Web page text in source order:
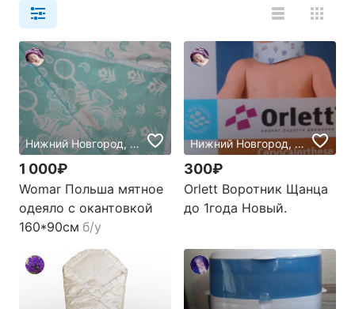
Нижний Новгород, Россия
1 000₽
Womar Польша мятное
одеяло с окантовкой
160*90см б/у
Нижний Новгород, Россия
300₽
Orlett Воротник Щанца
до 1года Новый.